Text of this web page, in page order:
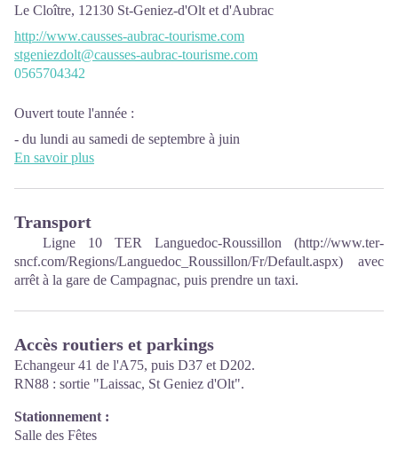
Le Cloître, 12130 St-Geniez-d'Olt et d'Aubrac
http://www.causses-aubrac-tourisme.com
stgeniezdolt@causses-aubrac-tourisme.com
0565704342
Ouvert toute l'année :
- du lundi au samedi de septembre à juin
(fermé dimanche et jours fériés)
- tous les jours en Juillet et Août
En savoir plus
Transport
10 TER Languedoc-Roussillon (http://www.ter-
sncf.com/Regions/Languedoc_Roussillon/Fr/Default.aspx) avec
arrêt à la gare de Campagnac, puis prendre un taxi.
Accès routiers et parkings
Echangeur 41 de l'A75, puis D37 et D202.
RN88 : sortie "Laissac, St Geniez d'Olt".
Stationnement :
Salle des Fêtes